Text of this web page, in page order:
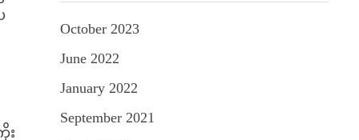
း
October 2023
June 2022
January 2022
September 2021